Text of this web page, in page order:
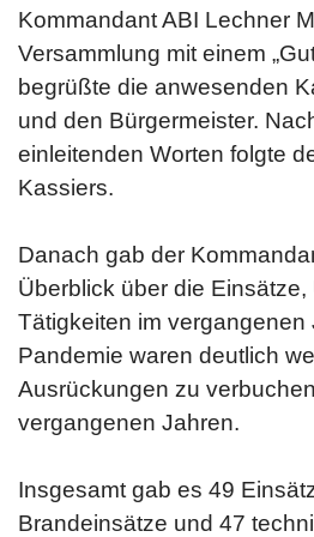
Kommandant ABI Lechner
Versammlung mit einem
begrüßte die anwesenden
und den Bürgermeister.
einleitenden Worten folgte
Kassiers.
Danach gab der
Überblick über die Einsätze,
Tätigkeiten im vergangenen
Pandemie waren deutlich
Ausrückungen zu
vergangenen Jahren.
Insgesamt gab es 49
Brandeinsätze und 47